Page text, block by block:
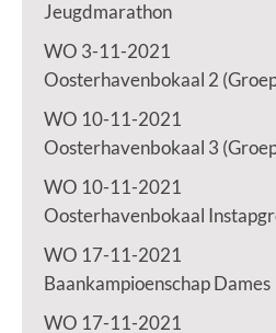
Jeugdmarathon
WO 3-11-2021
Oosterhavenbokaal 2
WO 10-11-2021
Oosterhavenbokaal 3
WO 10-11-2021
Oosterhavenbokaal
WO 17-11-2021
Baankampioenschap Dames
WO 17-11-2021